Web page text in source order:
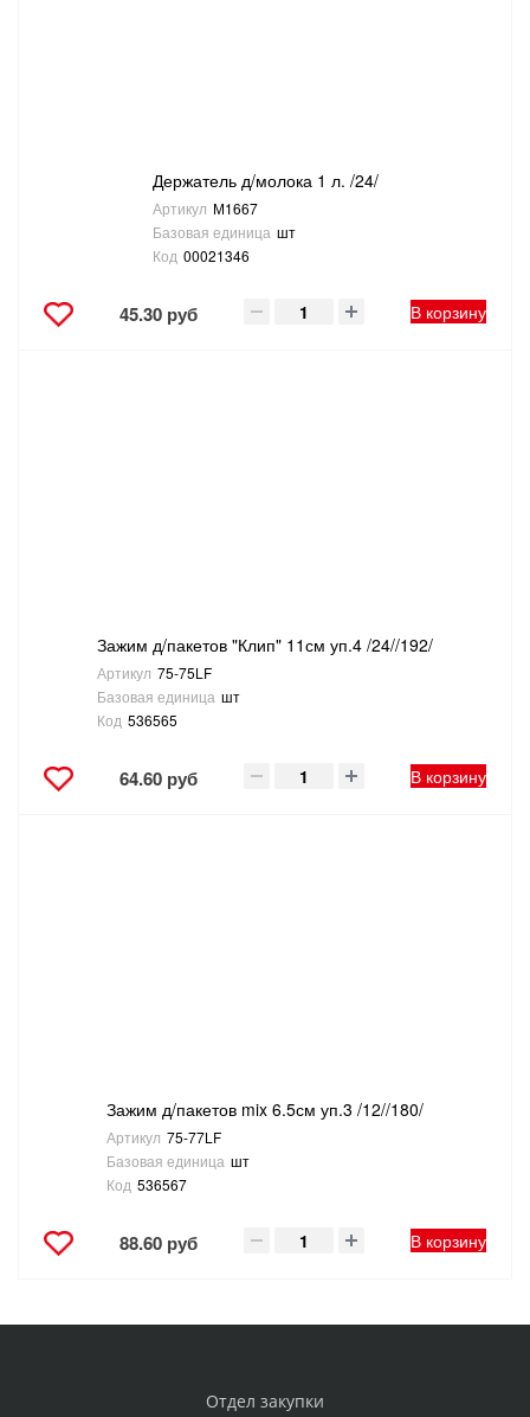
Держатель д/молока 1 л. /24/
Артикул М1667
Базовая единица шт
Код 00021346
45.30 руб В корзину
Зажим д/пакетов "Клип" 11см уп.4 /24//192/
Артикул 75-75LF
Базовая единица шт
Код 536565
64.60 руб В корзину
Зажим д/пакетов mix 6.5см уп.3 /12//180/
Артикул 75-77LF
Базовая единица шт
Код 536567
88.60 руб В корзину
Отдел закупки